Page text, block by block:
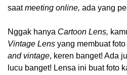
saat meeting online, ada yang
Nggak hanya Cartoon Lens,
Vintage Lens yang membuat
and vintage, keren banget! Ada
lucu banget! Lensa ini buat foto